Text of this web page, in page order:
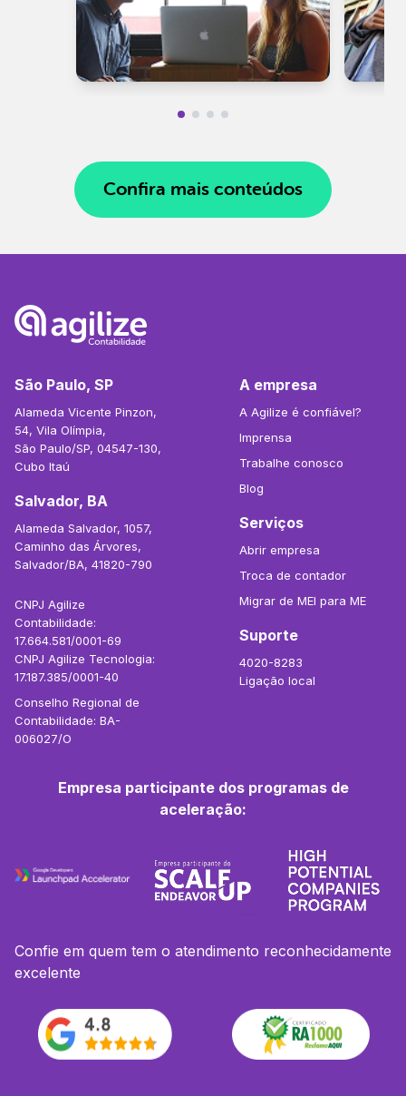
Confira mais conteúdos
São Paulo, SP
Alameda Vicente Pinzon,
54, Vila Olímpia,
São Paulo/SP, 04547-130,
Cubo Itaú
Salvador, BA
Alameda Salvador, 1057,
Caminho das Árvores,
Salvador/BA, 41820-790
CNPJ Agilize
Contabilidade:
17.664.581/0001-69
CNPJ Agilize Tecnologia:
17.187.385/0001-40
Conselho Regional de
Contabilidade: BA-
006027/O
A empresa
A Agilize é confiável?
Imprensa
Trabalhe conosco
Blog
Serviços
Abrir empresa
Troca de contador
Migrar de MEI para ME
Suporte
4020-8283
Ligação local
Empresa participante dos programas de
aceleração:
Confie em quem tem o atendimento reconhecidamente
excelente